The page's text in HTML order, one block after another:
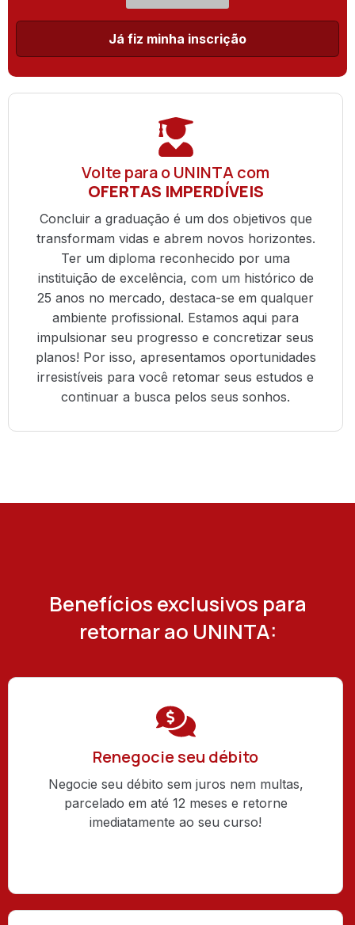
Já fiz minha inscrição
Volte para o UNINTA com
OFERTAS IMPERDÍVEIS
Concluir a graduação é um dos objetivos que
transformam vidas e abrem novos horizontes.
Ter um diploma reconhecido por uma
instituição de excelência, com um histórico de
25 anos no mercado, destaca-se em qualquer
ambiente profissional. Estamos aqui para
impulsionar seu progresso e concretizar seus
planos! Por isso, apresentamos oportunidades
irresistíveis para você retomar seus estudos e
continuar a busca pelos seus sonhos.
Benefícios exclusivos para
retornar ao UNINTA:
Renegocie seu débito
Negocie seu débito sem juros nem multas,
parcelado em até 12 meses e retorne
imediatamente ao seu curso!